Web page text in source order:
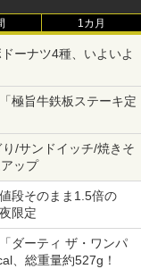
1カ月
ーナツ4種、いよいよ
極旨牛鉄板ステーキ定
/サンドイッチ/焼きそ
ップ
段そのまま1.5倍の
限定
ダーティ ザ・ワンパ
、総重量約527g！